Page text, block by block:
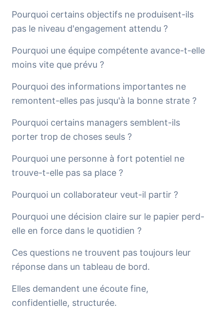
Pourquoi certains objectifs ne produisent-ils
pas le niveau d'engagement attendu ?
Pourquoi une équipe compétente avance-t-elle
moins vite que prévu ?
Pourquoi des informations importantes ne
remontent-elles pas jusqu'à la bonne strate ?
Pourquoi certains managers semblent-ils
porter trop de choses seuls ?
Pourquoi une personne à fort potentiel ne
trouve-t-elle pas sa place ?
Pourquoi un collaborateur veut-il partir ?
Pourquoi une décision claire sur le papier perd-
elle en force dans le quotidien ?
Ces questions ne trouvent pas toujours leur
réponse dans un tableau de bord.
Elles demandent une écoute fine,
confidentielle, structurée.